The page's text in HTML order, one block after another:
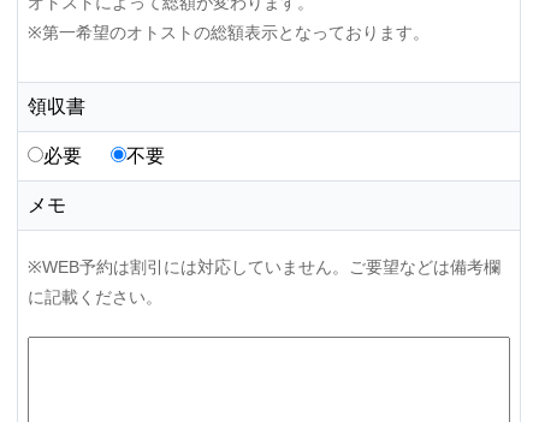
※第一希望のオトストの総額表示となっております。
領収書
必要 不要
メモ
※WEB予約は割引には対応していません。ご要望などは備考欄
に記載ください。